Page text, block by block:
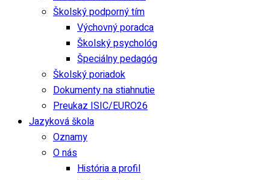
Školský podporný tím
Výchovný poradca
Školský psychológ
Špeciálny pedagóg
Školský poriadok
Dokumenty na stiahnutie
Preukaz ISIC/EURO26
Jazyková škola
Oznamy
O nás
História a profil